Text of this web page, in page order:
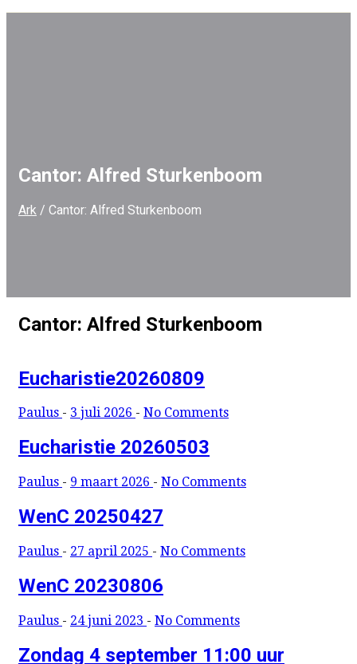
Cantor: Alfred Sturkenboom
Ark / Cantor: Alfred Sturkenboom
Cantor: Alfred Sturkenboom
Eucharistie20260809
Paulus - 3 juli 2026 - No Comments
Eucharistie 20260503
Paulus - 9 maart 2026 - No Comments
WenC 20250427
Paulus - 27 april 2025 - No Comments
WenC 20230806
Paulus - 24 juni 2023 - No Comments
Zondag 4 september 11:00 uur